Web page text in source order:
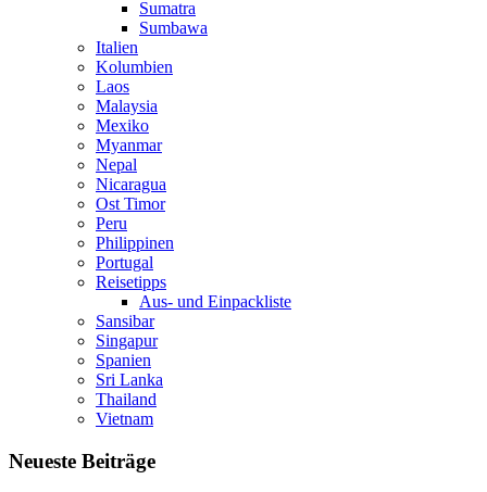
Sumatra
Sumbawa
Italien
Kolumbien
Laos
Malaysia
Mexiko
Myanmar
Nepal
Nicaragua
Ost Timor
Peru
Philippinen
Portugal
Reisetipps
Aus- und Einpackliste
Sansibar
Singapur
Spanien
Sri Lanka
Thailand
Vietnam
Neueste Beiträge